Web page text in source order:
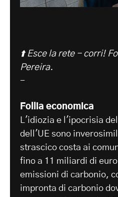
⬆️ Esce la rete - corri!
Pereira.
-
Follia economica
L'idiozia e l'ipocrisia
dell'UE sono
strascico costa ai
fino a 11 miliardi di
emissioni di carbonio,
impronta di carbonio